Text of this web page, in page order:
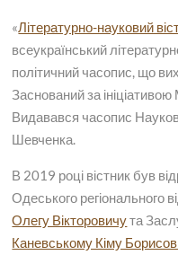
«Літературно-науковий
всеукраїнський
політичний часопис, що
Заснований за
Видавався часопис
Шевченка.
В 2019 році вістник був
Одеського регіонального
Олегу Вікторовичута
Каневському Кіму